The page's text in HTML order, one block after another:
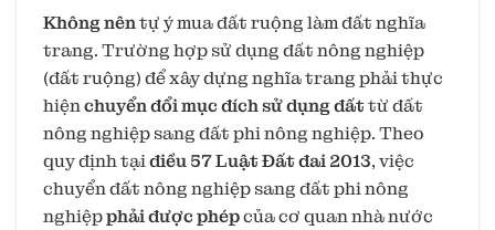
Không nêntự ý mua đất ruộng làm đất nghĩa
trang. Trường hợp sử dụng đất nông nghiệp
(đất ruộng) để xây dựng nghĩa trang phải thực
hiệnchuyển đổi mục đích sử dụng đấttừ đất
nông nghiệp sang đất phi nông nghiệp. Theo
quy định tạiđiều 57 Luật Đất đai 2013, việc
chuyển đất nông nghiệp sang đất phi nông
nghiệpphải được phépcủa cơ quan nhà nước